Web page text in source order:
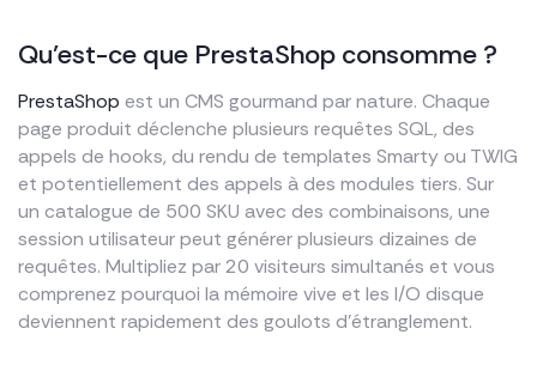
Qu’est-ce que PrestaShop consomme ?
PrestaShop est un CMS gourmand par nature. Chaque
page produit déclenche plusieurs requêtes SQL, des
appels de hooks, du rendu de templates Smarty ou TWIG
et potentiellement des appels à des modules tiers. Sur
un catalogue de 500 SKU avec des combinaisons, une
session utilisateur peut générer plusieurs dizaines de
requêtes. Multipliez par 20 visiteurs simultanés et vous
comprenez pourquoi la mémoire vive et les I/O disque
deviennent rapidement des goulots d’étranglement.